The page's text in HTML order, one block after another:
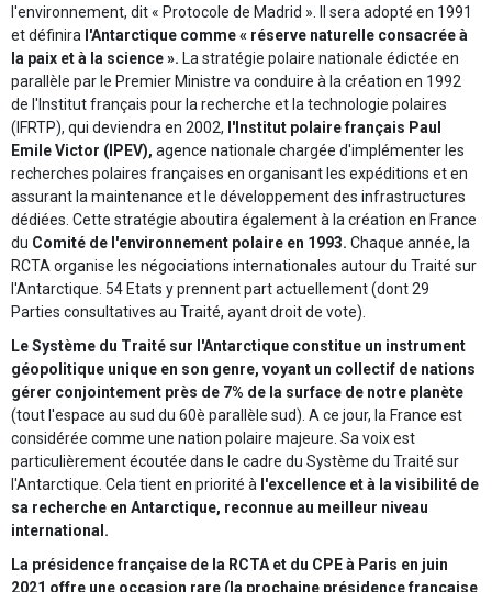
l'environnement, dit « Protocole de Madrid ». Il sera adopté en 1991
et définira l'Antarctique comme « réserve naturelle consacrée à
la paix et à la science ». La stratégie polaire nationale édictée en
parallèle par le Premier Ministre va conduire à la création en 1992
de l'Institut français pour la recherche et la technologie polaires
(IFRTP), qui deviendra en 2002, l'Institut polaire français Paul
Emile Victor (IPEV), agence nationale chargée d'implémenter les
recherches polaires françaises en organisant les expéditions et en
assurant la maintenance et le développement des infrastructures
dédiées. Cette stratégie aboutira également à la création en France
du Comité de l'environnement polaire en 1993. Chaque année, la
RCTA organise les négociations internationales autour du Traité sur
l'Antarctique. 54 Etats y prennent part actuellement (dont 29
Parties consultatives au Traité, ayant droit de vote).
Le Système du Traité sur l'Antarctique constitue un instrument
géopolitique unique en son genre, voyant un collectif de nations
gérer conjointement près de 7% de la surface de notre planète
(tout l'espace au sud du 60è parallèle sud). A ce jour, la France est
considérée comme une nation polaire majeure. Sa voix est
particulièrement écoutée dans le cadre du Système du Traité sur
l'Antarctique. Cela tient en priorité à l'excellence et à la visibilité de
sa recherche en Antarctique, reconnue au meilleur niveau
international.
La présidence française de la RCTA et du CPE à Paris en juin
2021 offre une occasion rare (la prochaine présidence française